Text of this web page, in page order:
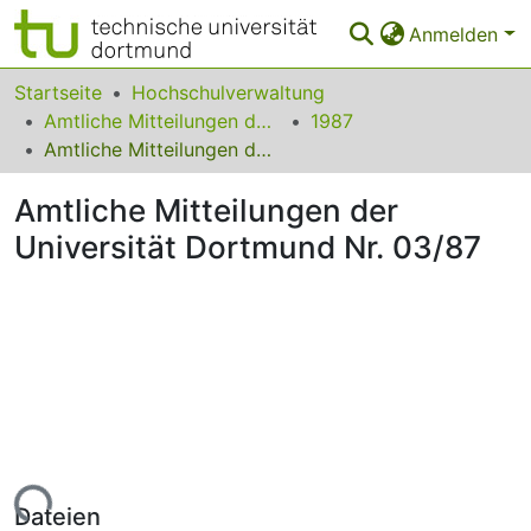
Anmelden
Bereiche & Sammlungen
Das gesamte Repositorium
FAQ
Startseite
Hochschulverwaltung
Amtliche Mitteilungen der Technischen Universität Dortmund
1987
Amtliche Mitteilungen der Universität Dortmund Nr. 03/87
Amtliche Mitteilungen der
Universität Dortmund Nr. 03/87
Lade...
Dateien